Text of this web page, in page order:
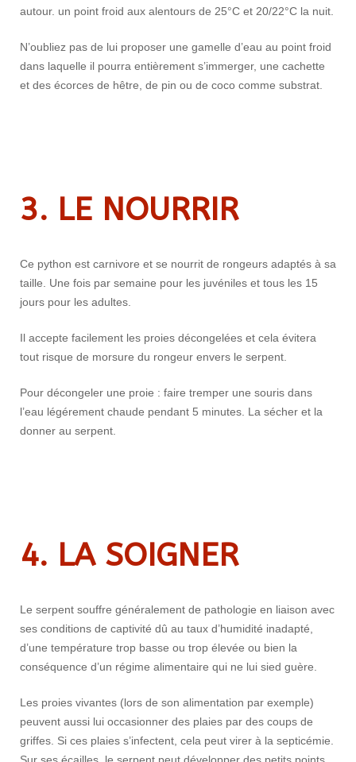
autour. un point froid aux alentours de 25°C et 20/22°C la nuit.
N’oubliez pas de lui proposer une gamelle d’eau au point froid
dans laquelle il pourra entièrement s’immerger, une cachette
et des écorces de hêtre, de pin ou de coco comme substrat.
3. LE NOURRIR
Ce python est carnivore et se nourrit de rongeurs adaptés à sa
taille. Une fois par semaine pour les juvéniles et tous les 15
jours pour les adultes.
Il accepte facilement les proies décongelées et cela évitera
tout risque de morsure du rongeur envers le serpent.
Pour décongeler une proie : faire tremper une souris dans
l’eau légérement chaude pendant 5 minutes. La sécher et la
donner au serpent.
4. LA SOIGNER
Le serpent souffre généralement de pathologie en liaison avec
ses conditions de captivité dû au taux d’humidité inadapté,
d’une température trop basse ou trop élevée ou bien la
conséquence d’un régime alimentaire qui ne lui sied guère.
Les proies vivantes (lors de son alimentation par exemple)
peuvent aussi lui occasionner des plaies par des coups de
griffes. Si ces plaies s’infectent, cela peut virer à la septicémie.